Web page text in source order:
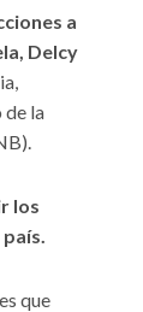
a
Delcy
de la
los
que